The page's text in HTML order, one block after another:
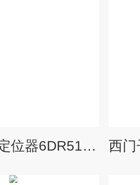
西门子阀门定位器6DR5120-0NG00-0AA0